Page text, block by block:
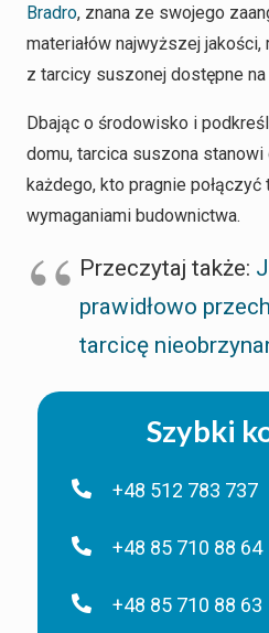
Bradro, znana ze swojego
materiałów najwyższej
z tarcicy suszonej dostępne na
Dbając o środowisko i
domu, tarcica suszona stanowi
każdego, kto pragnie
wymaganiami budownictwa.
Przeczytaj także:
prawidłowo
tarcicę
Szybki
+48 512 783 737
+48 85 710 88 64
+48 85 710 88 63